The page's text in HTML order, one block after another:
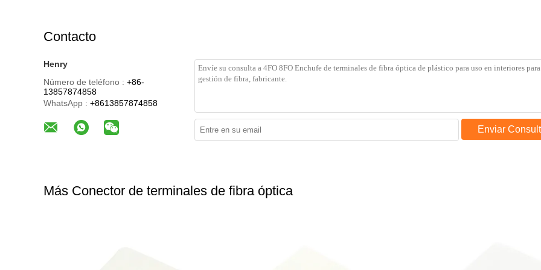
Contacto
Henry
Número de teléfono : +86-
13857874858
WhatsApp : +8613857874858
Enviar
Más Conector de terminales de fibra óptica